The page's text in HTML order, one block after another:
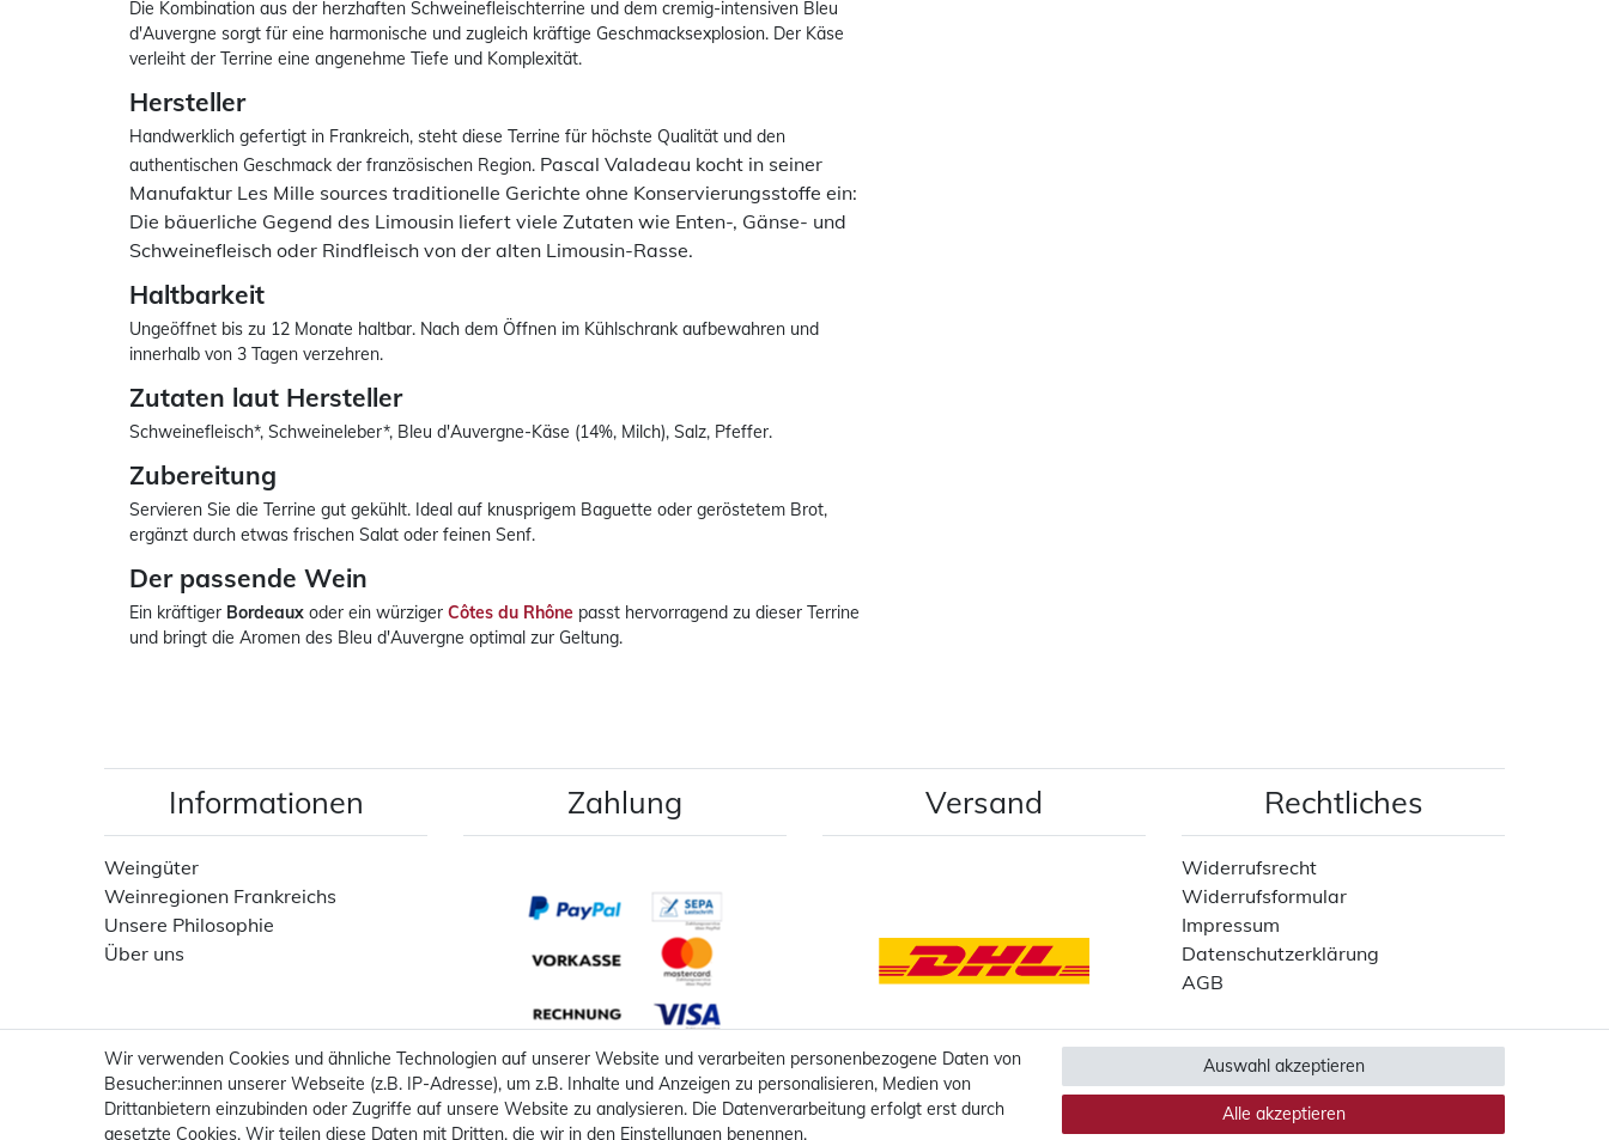
Die Kombination aus der herzhaften Schweinefleischterrine und dem cremig-intensiven Bleu
d'Auvergne sorgt für eine harmonische und zugleich kräftige Geschmacksexplosion. Der Käse
verleiht der Terrine eine angenehme Tiefe und Komplexität.
Hersteller
Handwerklich gefertigt in Frankreich, steht diese Terrine für höchste Qualität und den
authentischen Geschmack der französischen Region. Pascal Valadeau kocht in seiner
Manufaktur Les Mille sources traditionelle Gerichte ohne Konservierungsstoffe ein:
Die bäuerliche Gegend des Limousin liefert viele Zutaten wie Enten-, Gänse- und
Schweinefleisch oder Rindfleisch von der alten Limousin-Rasse.
Haltbarkeit
Ungeöffnet bis zu 12 Monate haltbar. Nach dem Öffnen im Kühlschrank aufbewahren und
innerhalb von 3 Tagen verzehren.
Zutaten laut Hersteller
Schweinefleisch*, Schweineleber*, Bleu d'Auvergne-Käse (14%, Milch), Salz, Pfeffer.
Zubereitung
Servieren Sie die Terrine gut gekühlt. Ideal auf knusprigem Baguette oder geröstetem Brot,
ergänzt durch etwas frischen Salat oder feinen Senf.
Der passende Wein
Ein kräftiger Bordeaux oder ein würziger Côtes du Rhône passt hervorragend zu dieser Terrine
und bringt die Aromen des Bleu d'Auvergne optimal zur Geltung.
Informationen
Weingüter
Weinregionen Frankreichs
Unsere Philosophie
Über uns
Zahlung
Mehr Informationen
Versand
Mehr Informationen
Rechtliches
Widerrufsrecht
Widerrufsformular
Impressum
Datenschutzerklärung
AGB
Wir verwenden Cookies und ähnliche Technologien auf unserer Website und verarbeiten personenbezogene Daten von
Besucher:innen unserer Webseite (z.B. IP-Adresse), um z.B. Inhalte und Anzeigen zu personalisieren, Medien von
Drittanbietern einzubinden oder Zugriffe auf unsere Website zu analysieren. Die Datenverarbeitung erfolgt erst durch
gesetzte Cookies. Wir teilen diese Daten mit Dritten, die wir in den Einstellungen benennen.
Alle akzeptieren
Auswahl akzeptieren